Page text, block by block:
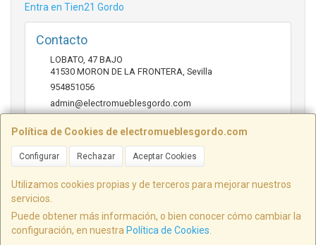
Política de Cookies de electromueblesgordo.com
Configurar Rechazar Aceptar Cookies
Utilizamos cookies propias y de terceros para mejorar nuestros
servicios.
Puede obtener más información, o bien conocer cómo cambiar la
configuración, en nuestra Política de Cookies
Entra en Tien21 Gordo
Contacto
LOBATO, 47 BAJO
41530 MORON DE LA FRONTERA Sevilla
954851056
admin@electromueblesgordo.com
Horario
cerrado.
, , , , España. - C.I.F.: B41646803 - Tfno: